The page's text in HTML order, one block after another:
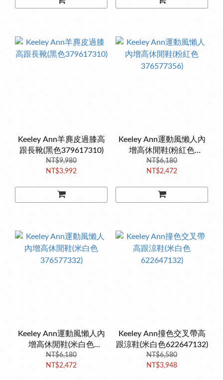
Keeley Ann羊麂皮過膝高
跟長靴(黑色379617310)
NT$9,980
NT$3,992
Keeley Ann運動風懶人內
增高休閒鞋(粉紅色
376577356)
NT$6,180
NT$2,472
Keeley Ann運動風懶人內
增高休閒鞋(米白色
376577332)
NT$6,180
NT$2,472
Keeley Ann撞色交叉帶高
跟涼鞋(米白色622647132)
NT$6,580
NT$3,948